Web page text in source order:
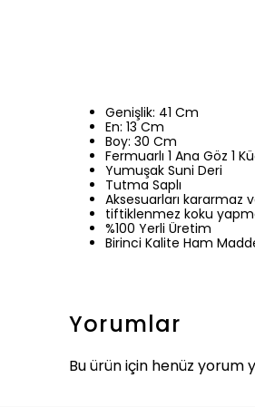
Genişlik: 41 Cm
En: 13 Cm
Boy: 30 Cm
Fermuarlı 1 Ana Göz 1
Yumuşak Suni Deri
Tutma Saplı
Aksesuarları kararmaz
tiftiklenmez koku
%100 Yerli Üretim
Birinci Kalite Ham
Yorumlar
Bu ürün için henüz yorum